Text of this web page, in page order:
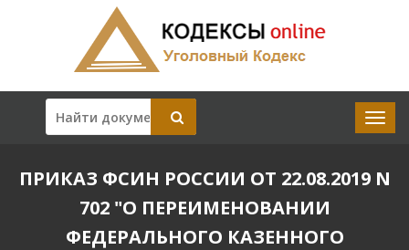
ПРИКАЗ ФСИН РОССИИ ОТ 22.08.2019 N
702 "О ПЕРЕИМЕНОВАНИИ
ФЕДЕРАЛЬНОГО КАЗЕННОГО